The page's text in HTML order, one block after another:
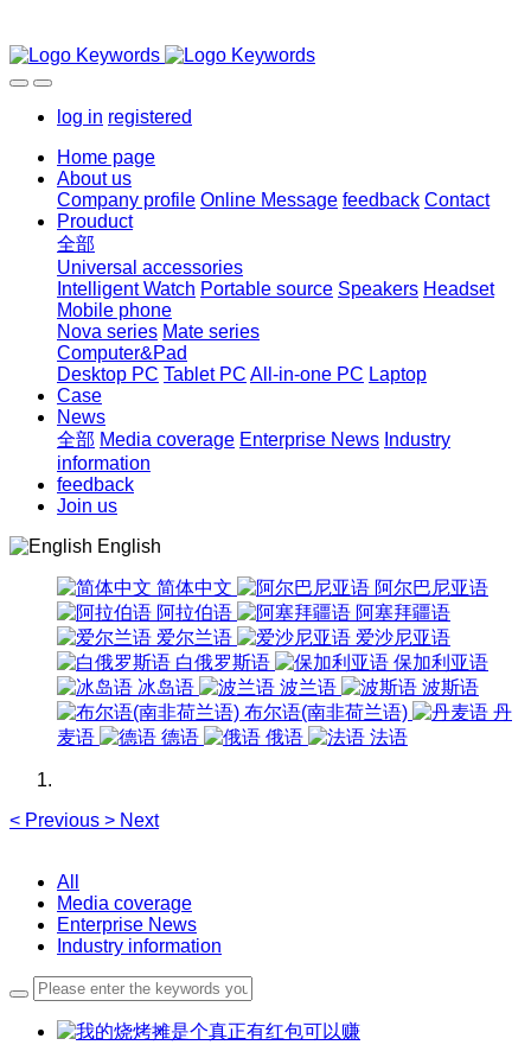
log in registered
Home page
About us
Company profile Online Message feedback Contact
Prouduct
全部
Universal accessories
Intelligent Watch Portable source Speakers Headset
Mobile phone
Nova series Mate series
Computer&Pad
Desktop PC Tablet PC All-in-one PC Laptop
Case
News
全部 Media coverage Enterprise News Industry
information
feedback
Join us
English
简体中文
阿尔巴尼亚语
阿拉伯语
阿塞拜疆语
爱尔兰语
爱沙尼亚语
白俄罗斯语
保加利亚语
冰岛语
波兰语
波斯语
布尔语(南非荷兰语)
丹
麦语
德语 俄语 法语
< Previous > Next
All
Media coverage
Enterprise News
Industry information